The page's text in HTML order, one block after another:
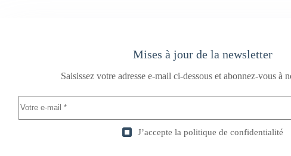
Mises à jour de la newsletter
Saisissez votre adresse e-mail ci-dessous et abonnez-vous à
J’accepte la politique de confidentialité